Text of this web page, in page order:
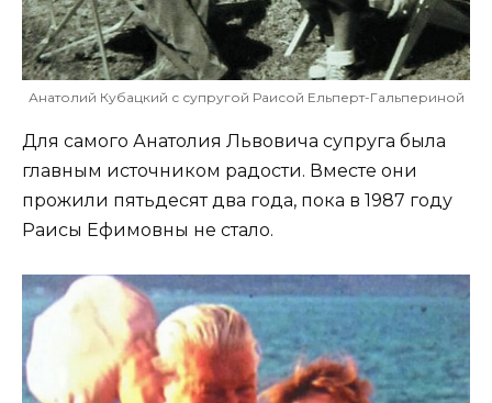
Анатолий Кубацкий с супругой Раисой Ельперт-Гальпериной
Для самого Анатолия Львовича супруга была
главным источником радости. Вместе они
прожили пятьдесят два года, пока в 1987 году
Раисы Ефимовны не стало.